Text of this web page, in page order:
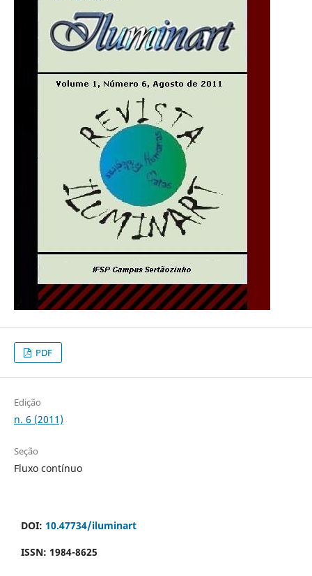
PDF
Edição
n. 6 (2011)
Seção
Fluxo contínuo
DOI: 10.47734/iluminart
ISSN: 1984-8625